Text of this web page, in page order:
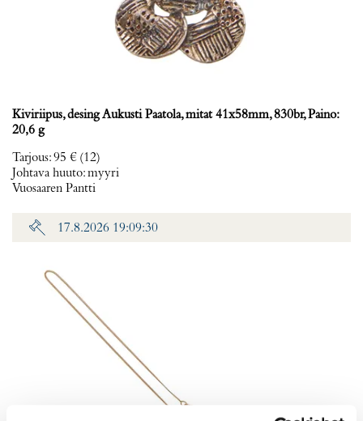
Kiviriipus, desing Aukusti Paatola, mitat 41x58mm, 830br, Paino:
20,6 g
Tarjous:95 € (12)
Johtava huuto:myyri
Vuosaaren Pantti
17.8.2026 19:09:30